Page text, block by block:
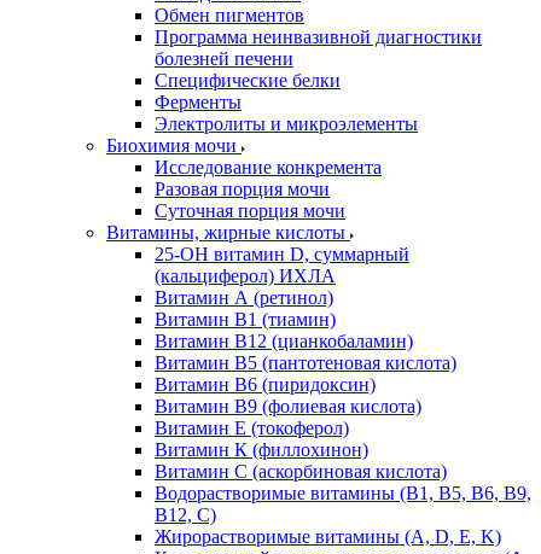
Обмен пигментов
Программа неинвазивной диагностики
болезней печени
Специфические белки
Ферменты
Электролиты и микроэлементы
Биохимия мочи
Исследование конкремента
Разовая порция мочи
Суточная порция мочи
Витамины, жирные кислоты
25-OH витамин D, суммарный
(кальциферол) ИХЛА
Витамин А (ретинол)
Витамин В1 (тиамин)
Витамин В12 (цианкобаламин)
Витамин В5 (пантотеновая кислота)
Витамин В6 (пиридоксин)
Витамин В9 (фолиевая кислота)
Витамин Е (токоферол)
Витамин К (филлохинон)
Витамин С (аскорбиновая кислота)
Водорастворимые витамины (B1, B5, B6, В9,
В12, С)
Жирорастворимые витамины (A, D, E, K)